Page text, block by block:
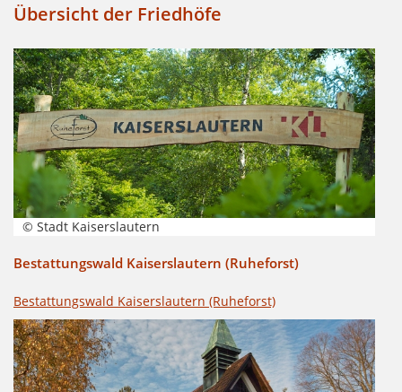
Übersicht der Friedhöfe
© Stadt Kaiserslautern
Bestattungswald Kaiserslautern (Ruheforst)
Bestattungswald Kaiserslautern (Ruheforst)